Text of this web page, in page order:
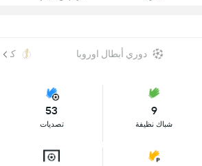
دوري أبطال اوروبا كأس
9
شباك نظيفة
53
تصديات